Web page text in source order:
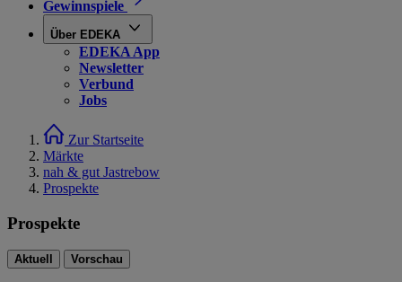
Gewinnspiele
Über EDEKA
EDEKA App
Newsletter
Verbund
Jobs
Zur Startseite
Märkte
nah & gut Jastrebow
Prospekte
Prospekte
Aktuell Vorschau